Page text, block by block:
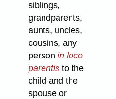
siblings,
grandparents,
aunts, uncles,
cousins, any
person in loco
parentisto the
child and the
spouse or